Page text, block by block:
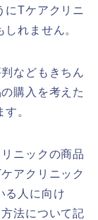
にTケアクリニ
れません。
などもきちん
購入を考えた
。
ニックの商品
アクリニック
る人に向け
法について記